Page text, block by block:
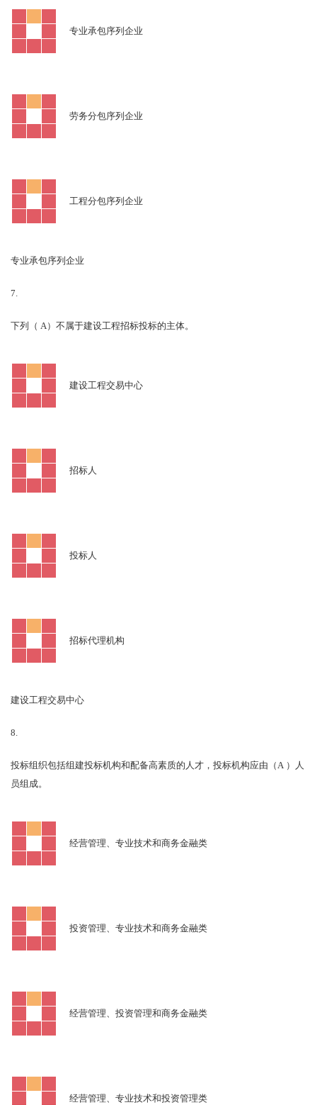
专业承包序列企业
劳务分包序列企业
工程分包序列企业
专业承包序列企业
7.
下列（ A）不属于建设工程招标投标的主体。
建设工程交易中心
招标人
投标人
招标代理机构
建设工程交易中心
8.
投标组织包括组建投标机构和配备高素质的人才，投标机构应由（A ）人
员组成。
经营管理、专业技术和商务金融类
投资管理、专业技术和商务金融类
经营管理、投资管理和商务金融类
经营管理、专业技术和投资管理类